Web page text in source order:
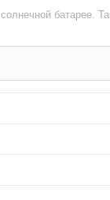
батарее.